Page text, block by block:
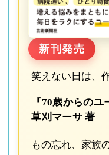
新刊発売
笑えない日は、
『70歳からのユ
草刈マーサ 著
もの忘れ、家族